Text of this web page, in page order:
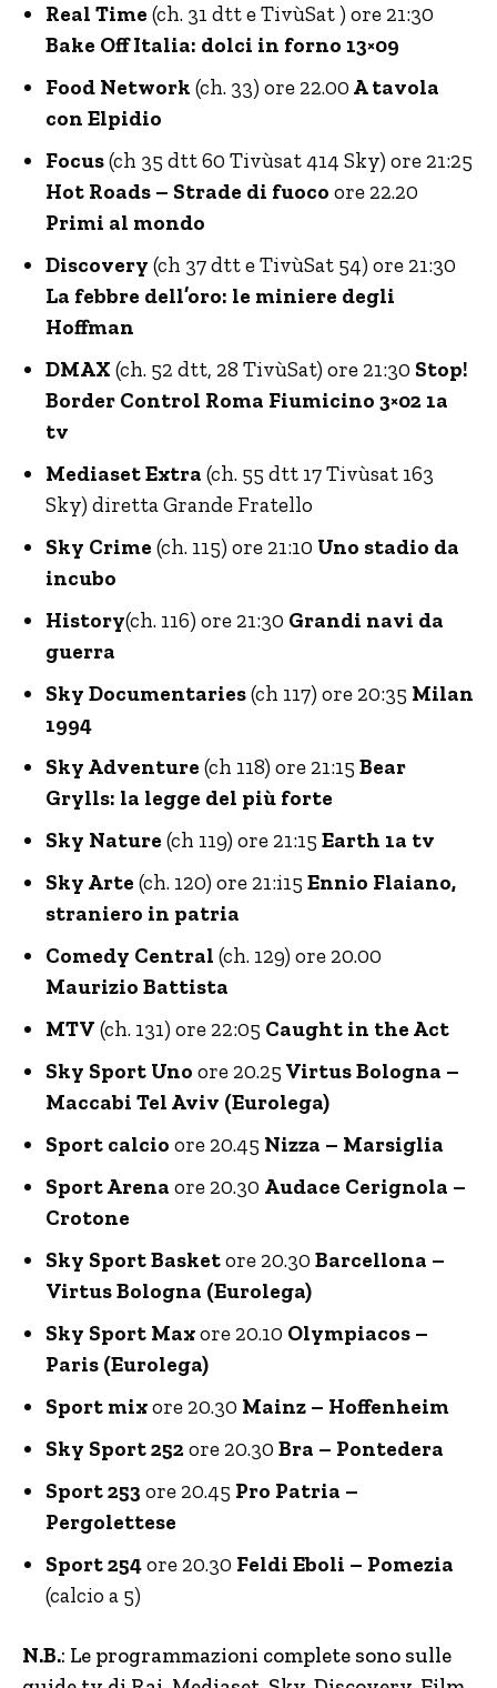
Real Time (ch. 31 dtt e TivùSat ) ore 21:30
Bake Off Italia: dolci in forno 13×09
Food Network (ch. 33) ore 22.00 A tavola
con Elpidio
Focus(ch 35 dtt 60 Tivùsat 414 Sky) ore 21:25
Hot Roads – Strade di fuoco ore 22.20
Primi al mondo
Discovery (ch 37 dtt e TivùSat 54) ore 21:30
La febbre dell’oro: le miniere degli
Hoffman
DMAX (ch. 52 dtt, 28 TivùSat) ore 21:30 Stop!
Border Control Roma Fiumicino 3×02 1a
tv
Mediaset Extra (ch. 55 dtt 17 Tivùsat 163
Sky) diretta Grande Fratello
Sky Crime (ch. 115) ore 21:10 Uno stadio da
incubo
History(ch. 116) ore 21:30 Grandi navi da
guerra
Sky Documentaries(ch 117) ore 20:35 Milan
1994
Sky Adventure (ch 118) ore 21:15 Bear
Grylls: la legge del più forte
Sky Nature (ch 119) ore 21:15 Earth 1a tv
Sky Arte (ch. 120) ore 21:i15 Ennio Flaiano,
straniero in patria
Comedy Central (ch. 129) ore 20.00
Maurizio Battista
MTV (ch. 131) ore 22:05 Caught in the Act
Sky Sport Uno ore 20.25 Virtus Bologna –
Maccabi Tel Aviv (Eurolega)
Sport calcio ore 20.45 Nizza – Marsiglia
Sport Arena ore 20.30 Audace Cerignola –
Crotone
Sky Sport Basketore 20.30 Barcellona –
Virtus Bologna (Eurolega)
Sky Sport Maxore 20.10 Olympiacos –
Paris (Eurolega)
Sport mixore 20.30 Mainz – Hoffenheim
Sky Sport 252ore 20.30 Bra – Pontedera
Sport 253 ore 20.45 Pro Patria –
Pergolettese
Sport 254ore 20.30 Feldi Eboli – Pomezia
(calcio a 5)
N.B.: Le programmazioni complete sono sulle